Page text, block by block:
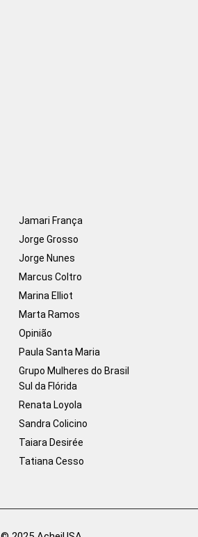
Jamari França
Jorge Grosso
Jorge Nunes
Marcus Coltro
Marina Elliot
Marta Ramos
Opinião
Paula Santa Maria
Grupo Mulheres do Brasil
Sul da Flórida
Renata Loyola
Sandra Colicino
Taiara Desirée
Tatiana Cesso